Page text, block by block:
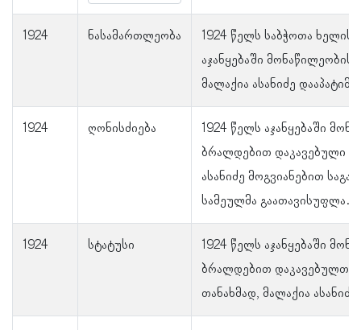
1924 ნასამართლეობა
1924 წელს საბჭოთა
აჯანყებაში
მალაქია ასანიძე
1924 ღონისძიება
1924 წელს აჯანყებაში
ბრალდებით დაკავებული
ასანიძე მოგვიანებით
სამეულმა გაათავისუფლა.
1924 სტატუსი
1924 წელს აჯანყებაში
ბრალდებით დაკავებულთა
თანახმად, მალაქია